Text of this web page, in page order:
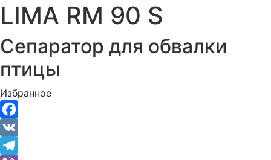
LIMA RM 90 S
Сепаратор для обвалки
птицы
Избранное
Facebook
VK